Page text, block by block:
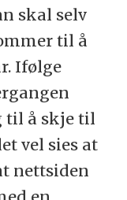
skal selv
til å
Ifølge
til å skje til
vel sies at
nettsiden